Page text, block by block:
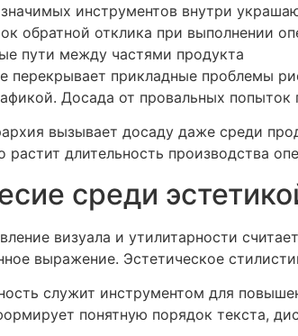
инструментов внутри
обратной отклика при выполнении
пути между частями продукта
перекрывает прикладные проблемы
Досада от провальных
вызывает досаду даже среди
растит длительность производства
среди
визуала и утилитарности
выражение. Эстетическое
служит инструментом для
понятную порядок текста,